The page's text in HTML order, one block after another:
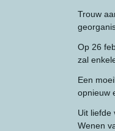
Trouw
Op 26
zal
Een
opnieuw
Uit liefde
Wenen